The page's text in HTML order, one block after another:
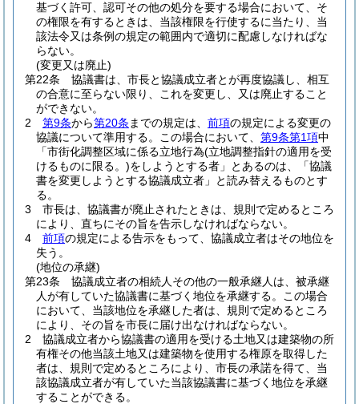
基づく許可、認可その他の処分を要する場合において、そ
の権限を有するときは、当該権限を行使するに当たり、当
該法令又は条例の規定の範囲内で適切に配慮しなければな
らない。
(変更又は廃止)
第22条
協議書は、市長と協議成立者とが再度協議し、相互
の合意に至らない限り、これを変更し、又は廃止すること
ができない。
2
第9条から第20条 までの規定は、 前項の規定による変更の
協議について準用する。
この場合において、 第9条第1項中
「市街化調整区域に係る立地行為(立地調整指針の適用を受
けるものに限る。)をしようとする者」とあるのは、「協議
書を変更しようとする協議成立者」と読み替えるものとす
る。
3
市長は、協議書が廃止されたときは、規則で定めるところ
により、直ちにその旨を告示しなければならない。
4
前項の規定による告示をもって、協議成立者はその地位を
失う。
(地位の承継)
第23条
協議成立者の相続人その他の一般承継人は、被承継
人が有していた協議書に基づく地位を承継する。
この場合
において、当該地位を承継した者は、規則で定めるところ
により、その旨を市長に届け出なければならない。
2
協議成立者から協議書の適用を受ける土地又は建築物の所
有権その他当該土地又は建築物を使用する権原を取得した
者は、規則で定めるところにより、市長の承諾を得て、当
該協議成立者が有していた当該協議書に基づく地位を承継
することができる。